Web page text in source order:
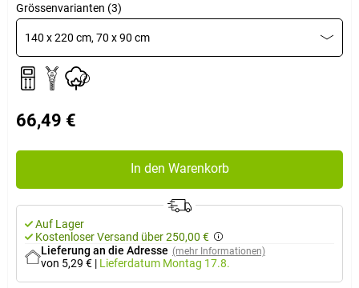
Grössenvarianten (3)
140 x 220 cm, 70 x 90 cm
66,49 €
In den Warenkorb
Auf Lager
Kostenloser Versand über 250,00 €
Lieferung an die Adresse (mehr Informationen)
von 5,29 € | Lieferdatum Montag 17.8.